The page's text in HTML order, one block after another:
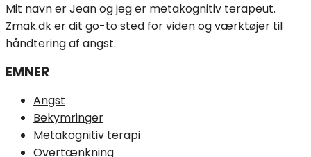
Mit navn er Jean og jeg er metakognitiv terapeut.
Zmak.dk er dit go-to sted for viden og værktøjer til
håndtering af angst.
EMNER
Angst
Bekymringer
Metakognitiv terapi
Overtænkning